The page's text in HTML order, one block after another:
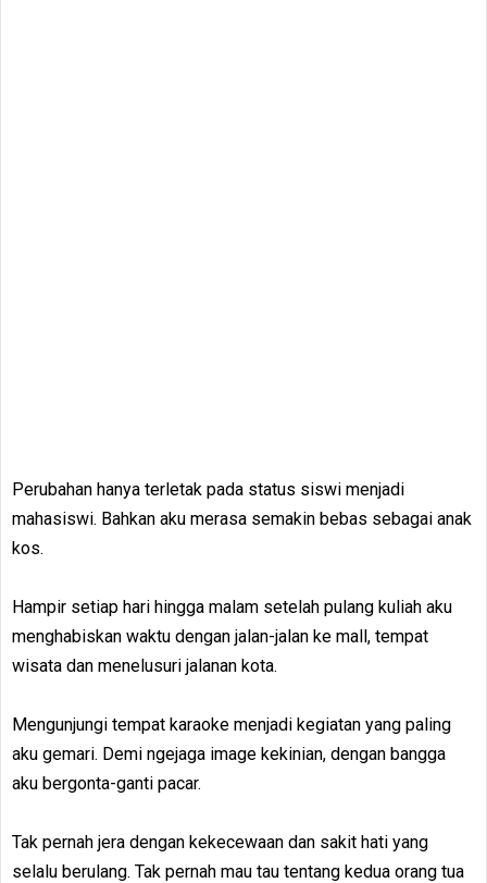
Perubahan hanya terletak pada status siswi menjadi
mahasiswi. Bahkan aku merasa semakin bebas sebagai anak
kos.
Hampir setiap hari hingga malam setelah pulang kuliah aku
menghabiskan waktu dengan jalan-jalan ke mall, tempat
wisata dan menelusuri jalanan kota.
Mengunjungi tempat karaoke menjadi kegiatan yang paling
aku gemari. Demi ngejaga image kekinian, dengan bangga
aku bergonta-ganti pacar.
Tak pernah jera dengan kekecewaan dan sakit hati yang
selalu berulang. Tak pernah mau tau tentang kedua orang tua